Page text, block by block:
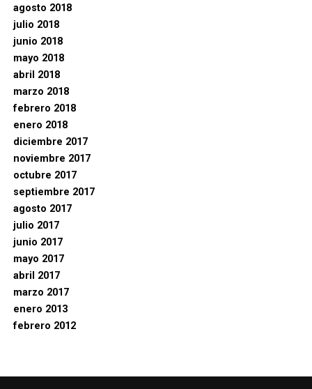
agosto 2018
julio 2018
junio 2018
mayo 2018
abril 2018
marzo 2018
febrero 2018
enero 2018
diciembre 2017
noviembre 2017
octubre 2017
septiembre 2017
agosto 2017
julio 2017
junio 2017
mayo 2017
abril 2017
marzo 2017
enero 2013
febrero 2012